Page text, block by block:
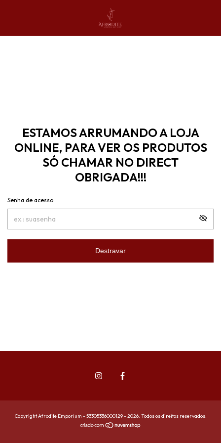
ESTAMOS ARRUMANDO A LOJA
ONLINE, PARA VER OS PRODUTOS
SÓ CHAMAR NO DIRECT
OBRIGADA!!!
Senha de acesso
Destravar
Copyright Afrodite Emporium - 53305336000129 - 2026. Todos os direitos reservados.